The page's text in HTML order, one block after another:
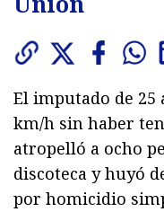
El imputado de 25
km/h sin haber
atropelló a ocho
discoteca y huyó
por homicidio